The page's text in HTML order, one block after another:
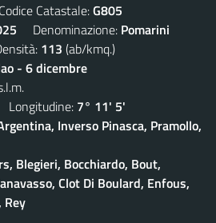
Catastale:G805
Denominazione: Pomarini
113 (ab/kmq.)
- 6 dicembre
Longitudine: 7° 11' 5'
Inverso Pinasca, Pramollo,
Blegieri, Bocchiardo, Bout,
Clot Di Boulard, Enfous,
Rey